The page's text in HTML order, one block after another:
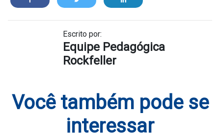
Escrito por:
Equipe Pedagógica
Rockfeller
Você também pode se
interessar